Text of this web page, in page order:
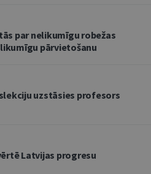
par nelikumīgu robežas
pārvietošanu
uzstāsies profesors
Latvijas progresu